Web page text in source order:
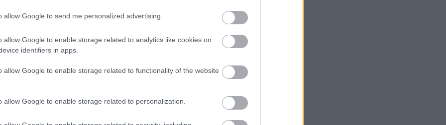
allow Google to send me personalized advertising.
allow Google to enable storage related to analytics like cookies on
identifiers in apps.
allow Google to enable storage related to functionality of the website
allow Google to enable storage related to personalization.
στο 5,8% (από την αρχή του έτους στο